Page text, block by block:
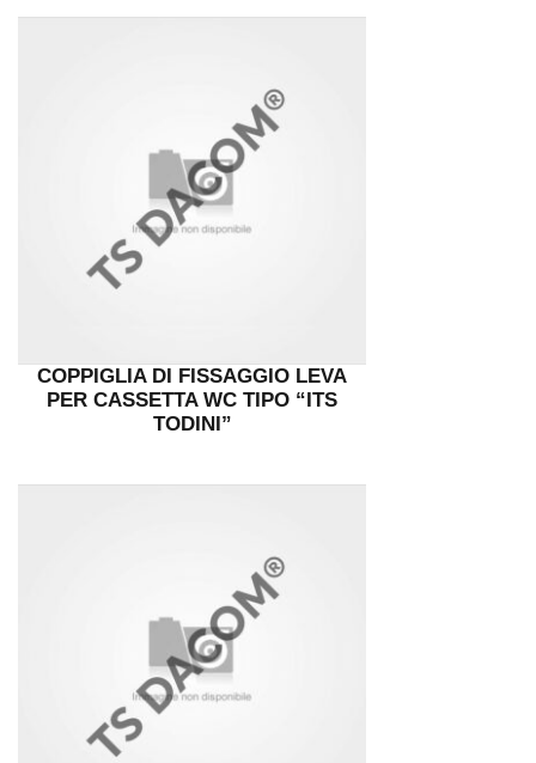
COPPIGLIA DI FISSAGGIO LEVA
PER CASSETTA WC TIPO “ITS
TODINI”